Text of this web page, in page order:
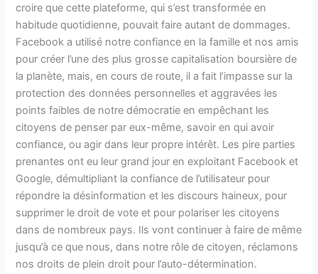
croire que cette plateforme, qui s’est transformée en
habitude quotidienne, pouvait faire autant de dommages.
Facebook a utilisé notre confiance en la famille et nos amis
pour créer l’une des plus grosse capitalisation boursière de
la planète, mais, en cours de route, il a fait l’impasse sur la
protection des données personnelles et aggravées les
points faibles de notre démocratie en empêchant les
citoyens de penser par eux-même, savoir en qui avoir
confiance, ou agir dans leur propre intérêt. Les pire parties
prenantes ont eu leur grand jour en exploitant Facebook et
Google, démultipliant la confiance de l’utilisateur pour
répondre la désinformation et les discours haineux, pour
supprimer le droit de vote et pour polariser les citoyens
dans de nombreux pays. Ils vont continuer à faire de même
jusqu’à ce que nous, dans notre rôle de citoyen, réclamons
nos droits de plein droit pour l’auto-détermination.